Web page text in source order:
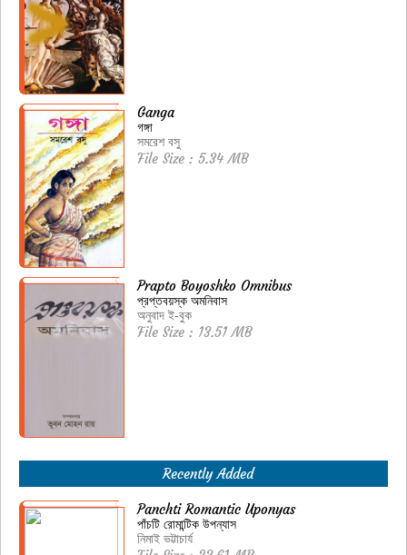
Ganga
গঙ্গা
সমরেশ বসু
File Size : 5.34 MB
Prapto Boyoshko Omnibus
প্রপ্তবয়স্ক অমনিবাস
অনুবাদ ই-বুক
File Size : 13.51 MB
Recently Added
Panchti Romantic Uponyas
পাঁচটি রোমান্টিক উপন্যাস
নিমাই ভট্টাচার্য